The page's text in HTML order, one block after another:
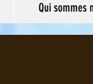
Qui sommes